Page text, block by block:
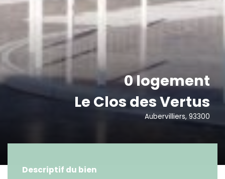
0 logement
Le Clos des Vertus
Aubervilliers, 93300
Descriptif du bien